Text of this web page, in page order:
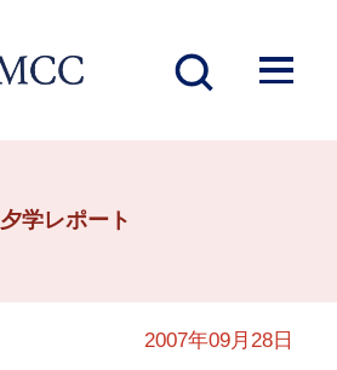
夕学レポート
2007年09月28日